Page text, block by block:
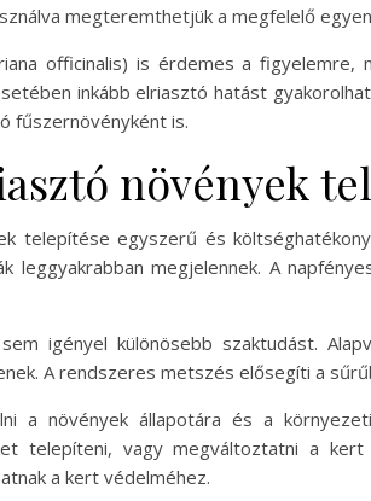
megteremthetjük a megfelelő
officinalis) is érdemes a
inkább elriasztó hatást
fűszernövényként is.
növények
telepítése egyszerű és
leggyakrabban megjelennek. A
igényel különösebb szaktudást.
A rendszeres metszés elősegíti a
a növények állapotára és a
telepíteni, vagy megváltoztatni a
a kert védelméhez.